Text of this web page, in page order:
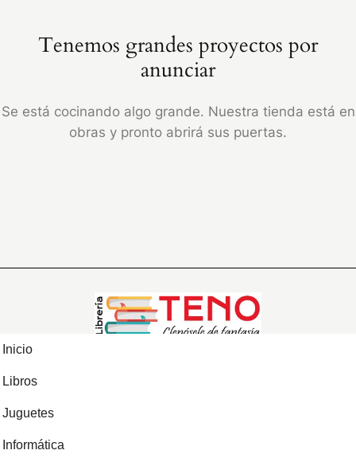
Tenemos grandes proyectos por
anunciar
Se está cocinando algo grande. Nuestra tienda está en
obras y pronto abrirá sus puertas.
Inicio
Libros
Juguetes
Informática